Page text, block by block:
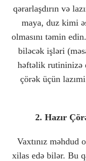
qərarlaşdırın və
maya, duz kimi
olmasını təmin
biləcək işləri
həftəlik rutininizə
çörək üçün
2. Hazır
Vaxtınız məhdud
xilas edə bilər. Bu